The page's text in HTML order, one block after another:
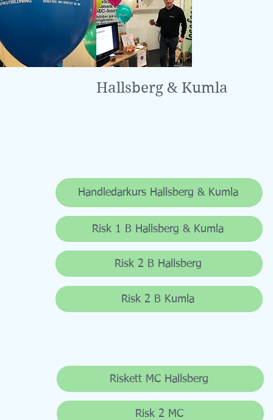
Hallsberg & Kumla
Handledarkurs Hallsberg & Kumla
Risk 1 B Hallsberg & Kumla
Risk 2 B Hallsberg
Risk 2 B Kumla
Riskett MC Hallsberg
Risk 2 MC